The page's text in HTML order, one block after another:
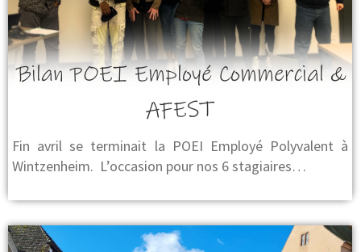
Bilan POEI Employé Commercial &
AFEST
Fin avril se terminait la POEI Employé Polyvalent à
Wintzenheim. L’occasion pour nos 6 stagiaires…